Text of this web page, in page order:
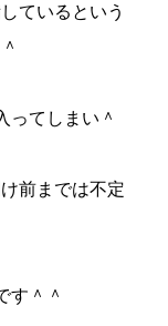
ているという
ってしまい＾
前までは不定
す＾＾